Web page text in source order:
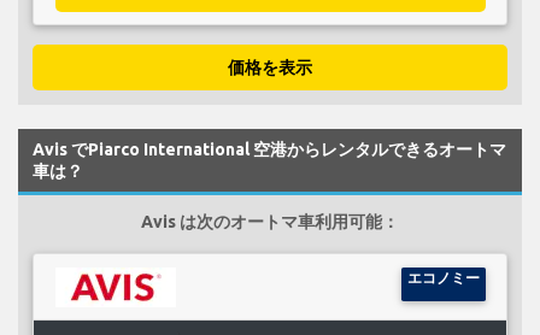
価格を表示
Avis でPiarco International 空港からレンタルできるオートマ
車は？
Avis は次のオートマ車利用可能：
エコノミー